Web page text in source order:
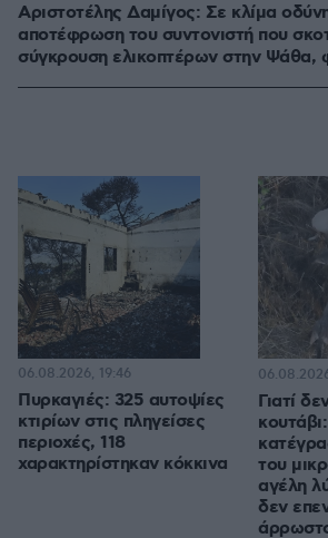
Αριστοτέλης Δαμίγος: Σε κλίμα
αποτέφρωση του συντονιστή που
σύγκρουση ελικοπτέρων στην Ψάθα,
Πυρκαγιές: 325 αυτοψίες
κτιρίων στις πληγείσες
περιοχές, 118
χαρακτηρίστηκαν κόκκινα
06.08.2026, 19:46
Γιατί
του
αγέλη
δεν